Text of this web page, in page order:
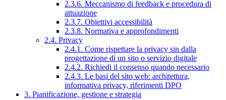
2.3.6. Meccanismo di feedback e procedura di
attuazione
2.3.7. Obiettivi accessibilità
2.3.8. Normativa e approfondimenti
2.4. Privacy
2.4.1. Come rispettare la privacy sin dalla
progettazione di un sito o servizio digitale
2.4.2. Richiedi il consenso quando necessario
2.4.3. Le basi del sito web: architettura,
informativa privacy, riferimenti DPO
3. Pianificazione, gestione e strategia